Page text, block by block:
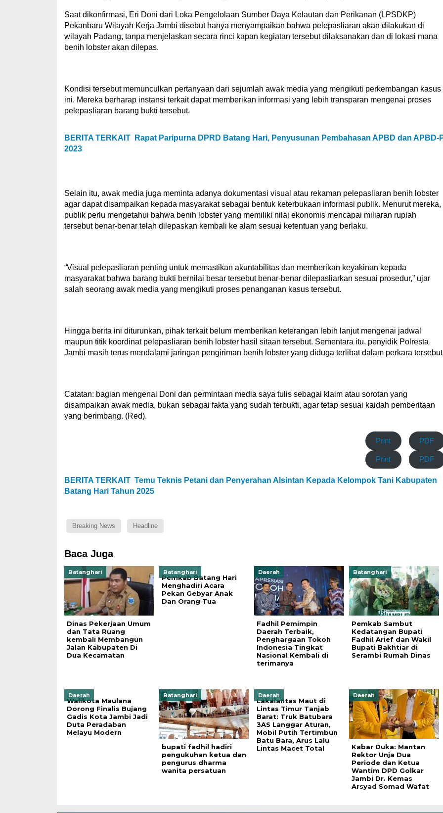
Saat dikonfirmasi, Eri Doni dari Loka Pengelolaan Sumber Daya Kelautan dan Perikanan (LPSDKP)
Pekanbaru Wilayah Kerja Jambi disebut hanya menyampaikan bahwa pelepasliaran akan dilakukan di
wilayah Padang, tanpa menjelaskan secara rinci kapan kegiatan tersebut dilaksanakan dan di lokasi mana
benih lobster akan dilepas.
Kondisi tersebut memunculkan pertanyaan dari sejumlah awak media yang mengikuti perkembangan kasus
ini. Mereka berharap instansi terkait dapat memberikan informasi yang lebih transparan mengenai proses
pelepasliaran barang bukti tersebut.
BERITA TERKAIT
Rapat Paripurna DPRD Batang Hari, Penyusunan Pembahasan APBD dan APBD-
2023
Selain itu, awak media juga meminta adanya dokumentasi visual atau rekaman pelepasliaran benih lobster
agar dapat disampaikan kepada masyarakat sebagai bentuk keterbukaan informasi publik. Menurut mereka,
publik perlu mengetahui bahwa benih lobster yang memiliki nilai ekonomis mencapai miliaran rupiah
tersebut benar-benar telah dilepaskan kembali ke alam sesuai ketentuan yang berlaku.
“Visual pelepasliaran penting untuk memastikan akuntabilitas dan memberikan keyakinan kepada
masyarakat bahwa barang bukti bernilai besar tersebut benar-benar dilepasliarkan sesuai prosedur,” ujar
salah seorang awak media yang mengikuti proses penanganan kasus tersebut.
Hingga berita ini diturunkan, pihak terkait belum memberikan keterangan lebih lanjut mengenai jadwal
maupun titik koordinat pelepasliaran benih lobster hasil sitaan tersebut. Sementara itu, penyidik Polresta
Jambi masih terus mendalami jaringan pengiriman benih lobster yang diduga terlibat dalam perkara
Catatan: bagian mengenai Doni dan permintaan media saya tulis sebagai klaim atau sorotan yang
disampaikan awak media, bukan sebagai fakta yang sudah terbukti, agar tetap sesuai kaidah pemberitaan
yang berimbang. (Red).
Print PDF
Print PDF
BERITA TERKAIT Temu Teknis Petani dan Penyerahan Alsintan Kepada Kelompok Tani Kabupaten
Batang Hari Tahun 2025
Breaking News Headline
Baca Juga
Batanghari
Dinas Pekerjaan Umum
dan Tata Ruang
kembali Membangun
Jalan Kabupaten Di
Dua Kecamatan
Batanghari
Pemkab Batang Hari
Menghadiri Acara
Pekan Gebyar Anak
Dan Orang Tua
Daerah
Fadhil Pemimpin
Daerah Terbaik,
Penghargaan Tokoh
Indonesia Tingkat
Nasional Kembali di
terimanya
Batanghari
Pemkab Sambut
Kedatangan Bupati
Fadhil Arief dan Wakil
Bupati Bakhtiar di
Serambi Rumah Dinas
Daerah
Walikota Maulana
Dorong Finalis Bujang
Gadis Kota Jambi Jadi
Duta Peradaban
Melayu Modern
Batanghari
bupati fadhil hadiri
pengukuhan ketua dan
pengurus dharma
wanita persatuan
Daerah
Lakalantas Maut di
Lintas Timur Tanjab
Barat: Truk Batubara
3AS Langgar Aturan,
Mobil Putih Tertimbun
Batu Bara, Arus Lalu
Lintas Macet Total
Daerah
Kabar Duka: Mantan
Rektor Unja Dua
Periode dan Ketua
Wantim DPD Golkar
Jambi Dr. Kemas
Arsyad Somad Wafat